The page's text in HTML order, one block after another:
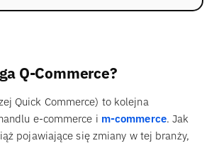
Q-Commerce?
Quick Commerce) to kolejna
e-commerce i m-commerce. Jak
pojawiające się zmiany w tej branży,